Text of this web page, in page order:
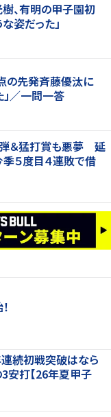
、有明の甲子園初
姿だった」
の先発斉藤優汰に
」／一問一答
＆猛打賞も悪夢 延
５度目４連敗で借
続初戦突破はなら
安打【26年夏甲子